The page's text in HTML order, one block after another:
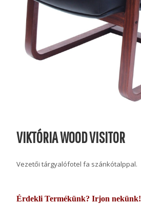
VIKTÓRIA WOOD VISITOR
Vezetői tárgyalófotel fa szánkótalppal.
Érdekli Termékünk? Irjon nekünk!